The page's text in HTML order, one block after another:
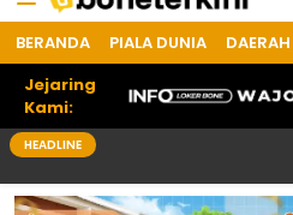
Bone Terkini
Referensi Informasi Terkini
BERANDA PIALA DUNIA DAERAH
Jejaring
Kami:
HEADLINE